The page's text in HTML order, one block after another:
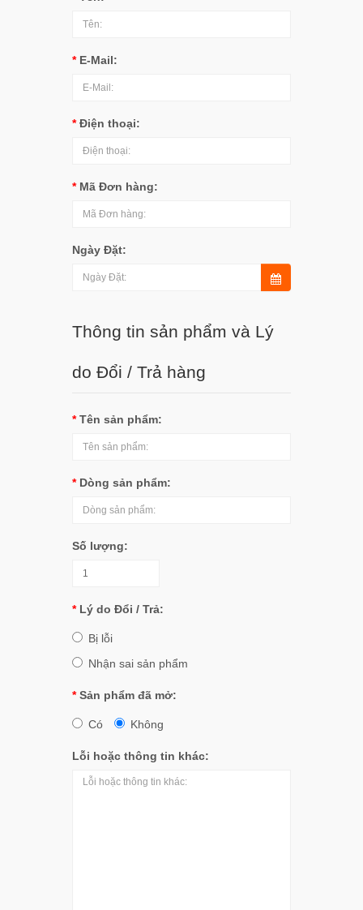
E-Mail:
Điện thoại:
Mã Đơn hàng:
Ngày Đặt:
Thông tin sản phẩm và Lý
do Đổi / Trả hàng
Tên sản phẩm:
Dòng sản phẩm:
Số lượng:
Lý do Đổi / Trả:
Bị lỗi
Nhận sai sản phẩm
Sản phẩm đã mở:
Có Không
Lỗi hoặc thông tin khác: